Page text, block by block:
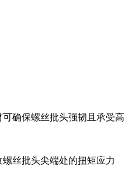
确保螺丝批头强韧且承受高
丝批头尖端处的扭矩应力